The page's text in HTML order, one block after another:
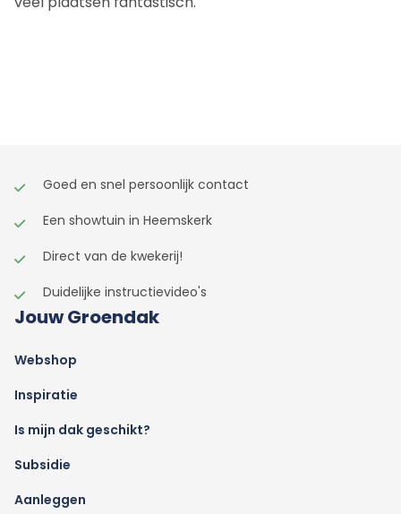
Goed en snel persoonlijk contact
Een showtuin in Heemskerk
Direct van de kwekerij!
Duidelijke instructievideo's
Jouw Groendak
Webshop
Inspiratie
Is mijn dak geschikt?
Subsidie
Aanleggen